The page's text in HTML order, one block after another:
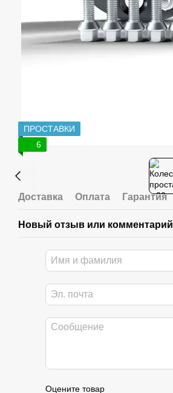
ПРОСТАВКИ
6
Доставка Оплата Гарантия
Новый отзыв или комментарий
Оцените товар